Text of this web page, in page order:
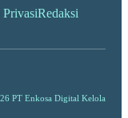
Redaksi
PT Enkosa Digital Kelola